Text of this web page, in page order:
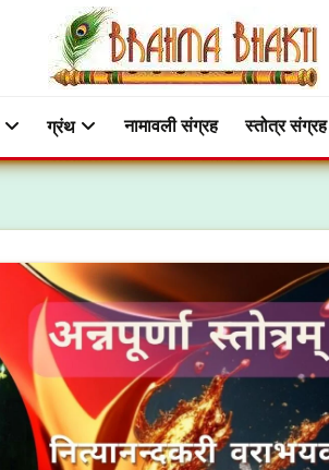
ग्रंथ नामावली संग्रह स्तोत्र संग्रह